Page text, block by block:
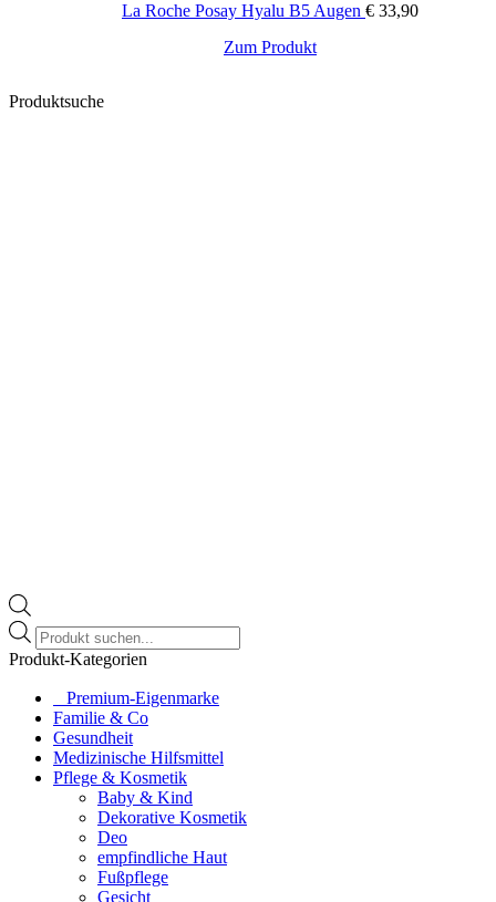
La Roche Posay Hyalu B5 Augen € 33,90
Zum Produkt
Produktsuche
Products
search
Produkt-Kategorien
⠀​Premium-Eigenmarke
Familie & Co
Gesundheit
Medizinische Hilfsmittel
Pflege & Kosmetik
Baby & Kind
Dekorative Kosmetik
Deo
empfindliche Haut
Fußpflege
Gesicht